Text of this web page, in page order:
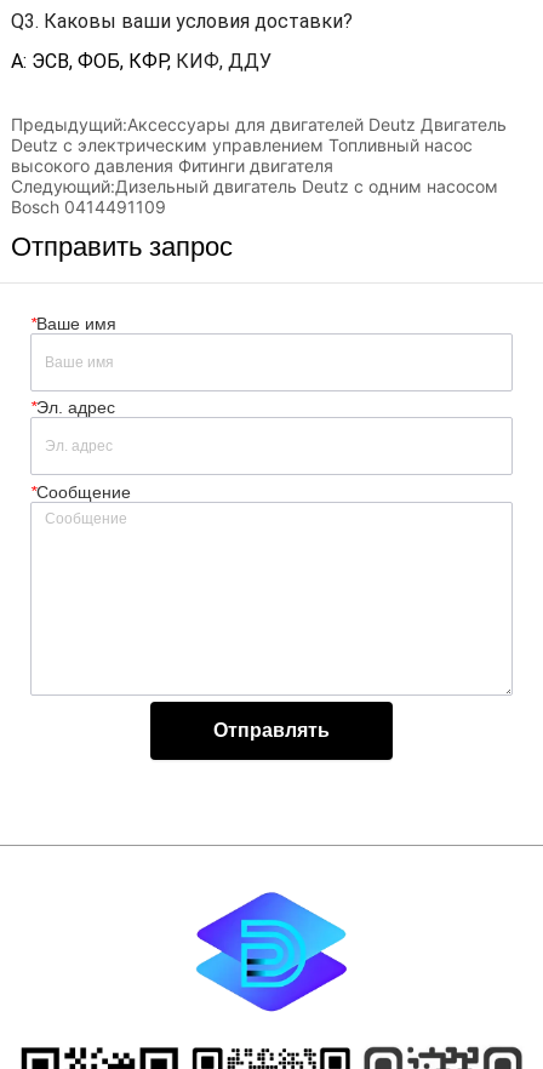
Предыдущий:Аксессуары для двигателей Deutz Двигатель
Deutz с электрическим управлением Топливный насос
высокого давления Фитинги двигателя
Следующий:Дизельный двигатель Deutz с одним насосом
Bosch 0414491109
Отправить запрос
*Ваше имя
*Эл. адрес
*Сообщение
Отправлять